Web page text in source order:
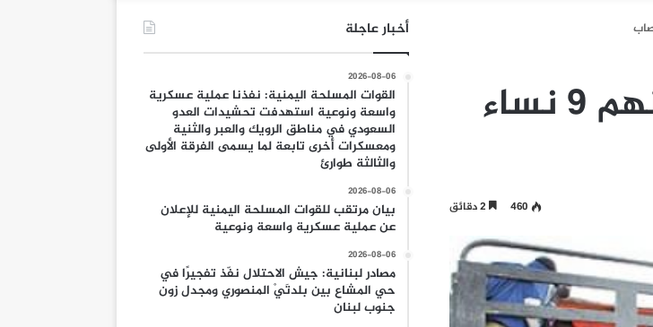
حرض .. تحرير 41 أفريقيا بينهم 9 نساء
460 2 دقائق
أخبار عاجلة
2026-08-06
القوات المسلحة اليمنية: نفذنا عملية عسكرية
واسعة ونوعية استهدفت تحشيدات العدو
السعودي في مناطق الرويك والعبر والثنية
ومعسكرات أخرى تابعة لما يسمى الفرقة الأولى
والثالثة طوارئ
2026-08-06
بيان مرتقب للقوات المسلحة اليمنية للإعلان
عن عملية عسكرية واسعة ونوعية
2026-08-06
مصادر لبنانية: جيش الاحتلال نفّذ تفجيرًا في
حي المشاع بين بلدتَيْ المنصوري ومجدل زون
جنوب لبنان